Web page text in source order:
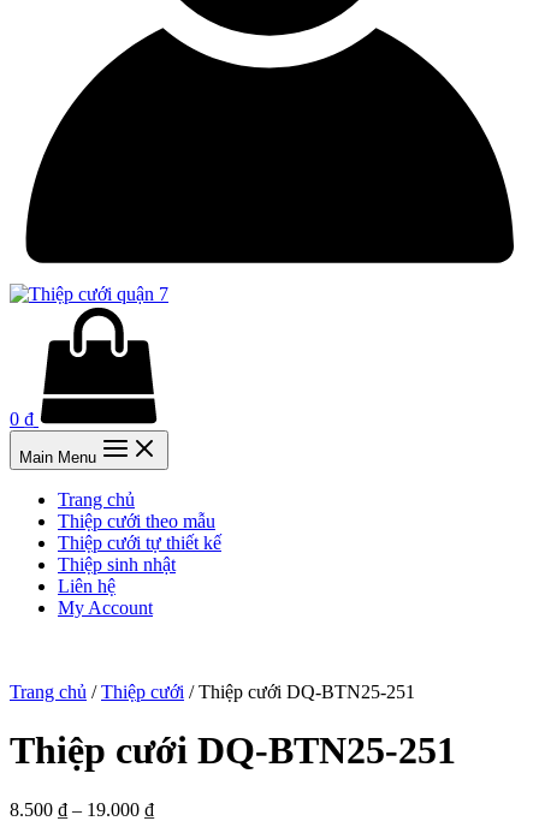
0 ₫
Main Menu
Trang chủ
Thiệp cưới theo mẫu
Thiệp cưới tự thiết kế
Thiệp sinh nhật
Liên hệ
My Account
Trang chủ /Thiệp cưới / Thiệp cưới DQ-BTN25-251
Thiệp cưới DQ-BTN25-251
8.500 ₫ – 19.000 ₫